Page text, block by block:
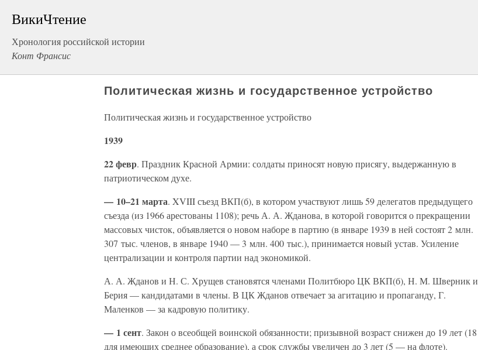
ВикиЧтение
Хронология российской истории
Конт Франсис
Политическая жизнь и государственное устройство
Политическая жизнь и государственное устройство
1939
22 февр. Праздник Красной Армии: солдаты приносят новую присягу, выдержанную в
патриотическом духе.
— 10–21 марта. XVIII съезд ВКП(б), в котором участвуют лишь 59 делегатов предыдущего
съезда (из 1966 арестованы 1108); речь А. А. Жданова, в которой говорится о прекращении
массовых чисток, объявляется о новом наборе в партию (в январе 1939 в ней состоят 2 млн.
307 тыс. членов, в январе 1940 — 3 млн. 400 тыс.), принимается новый устав. Усиление
централизации и контроля партии над экономикой.
А. А. Жданов и Н. С. Хрущев становятся членами Политбюро ЦК ВКП(б), Н. М. Шверник и
Берия — кандидатами в члены. В ЦК Жданов отвечает за агитацию и пропаганду, Г.
Маленков — за кадровую политику.
— 1 сент. Закон о всеобщей воинской обязанности; призывной возраст снижен до 19 лет (18
для имеющих среднее образование), а срок службы увеличен до 3 лет (5 — на флоте).